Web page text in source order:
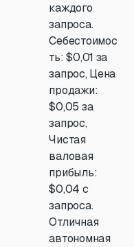
каждого
запроса.
Себестоимос
ть: $0,01 за
запрос, Цена
продажи:
$0,05 за
запрос,
Чистая
валовая
прибыль:
$0,04 с
запроса.
Отличная
автономная